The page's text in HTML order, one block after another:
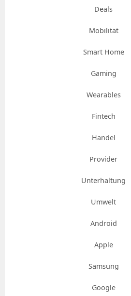
Deals
Mobilität
Smart Home
Gaming
Wearables
Fintech
Handel
Provider
Unterhaltung
Umwelt
Android
Apple
Samsung
Google